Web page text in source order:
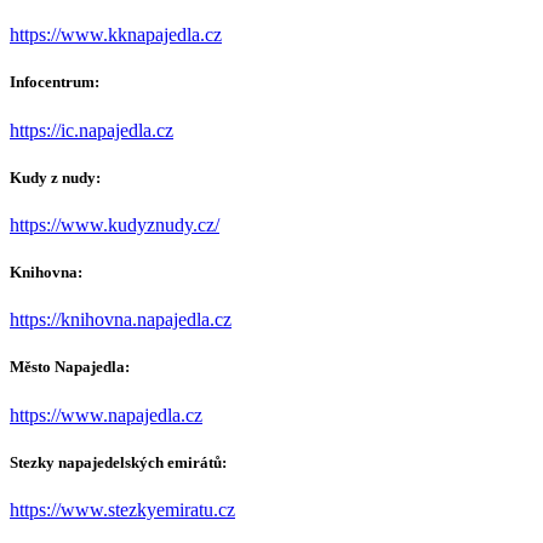
https://www.kknapajedla.cz
Infocentrum:
https://ic.napajedla.cz
Kudy z nudy:
https://www.kudyznudy.cz/
Knihovna:
https://knihovna.napajedla.cz
Město Napajedla:
https://www.napajedla.cz
Stezky napajedelských emirátů:
https://www.stezkyemiratu.cz